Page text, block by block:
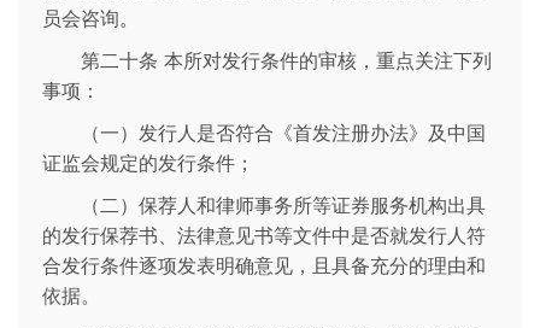
员会咨询。
第二十条 本所对发行条件的审核，重点关注下列
事项：
（一）发行人是否符合《首发注册办法》及中国
证监会规定的发行条件；
（二）保荐人和律师事务所等证券服务机构出具
的发行保荐书、法律意见书等文件中是否就发行人符
合发行条件逐项发表明确意见，且具备充分的理由和
依据。